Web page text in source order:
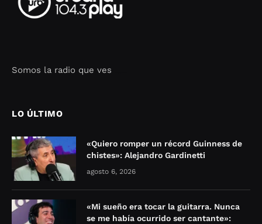
Somos la radio que ves
LO ÚLTIMO
«Quiero romper un récord Guinness de
chistes»: Alejandro Gardinetti
agosto 6, 2026
«Mi sueño era tocar la guitarra. Nunca
se me había ocurrido ser cantante»: